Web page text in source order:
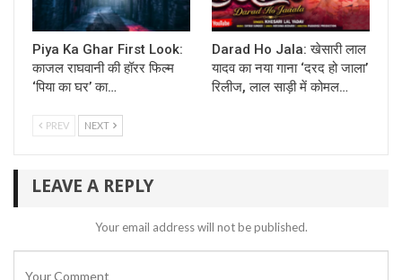
Piya Ka Ghar First Look:
काजल राघवानी की हॉरर फिल्म
‘पिया का घर’ का…
Darad Ho Jala: खेसारी लाल
यादव का नया गाना ‘दरद हो जाला’
रिलीज, लाल साड़ी में कोमल…
PREV NEXT
LEAVE A REPLY
Your email address will not be published.